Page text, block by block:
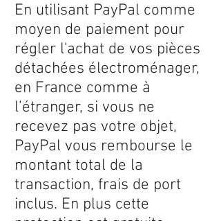
En utilisant PayPal comme
moyen de paiement pour
régler l'achat de vos pièces
détachées électroménager,
en France comme à
l’étranger, si vous ne
recevez pas votre objet,
PayPal vous rembourse le
montant total de la
transaction, frais de port
inclus. En plus cette